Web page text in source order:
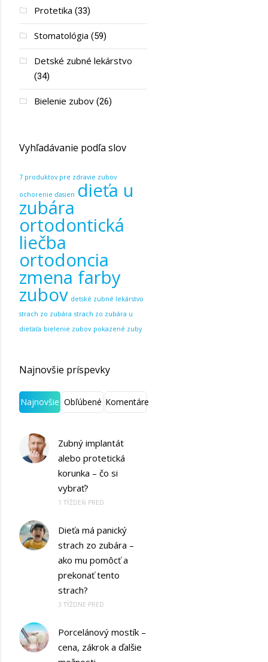
Protetika (33)
Stomatológia (59)
Detské zubné lekárstvo
(34)
Bielenie zubov(26)
Vyhľadávanie podľa slov
7 produktov pre zdravie zubov
ochorenie ďasien dieťa u
zubára
ortodontická
liečba
ortodoncia
zmena farby
zubov detské zubné lekárstvo
strach zo zubára strach zo zubára u
dieťaťa bielenie zubov pokazené zuby
Najnovšie príspevky
Najnovšie Obľúbené Komentáre
Zubný implantát
alebo protetická
korunka – čo si
vybrať?
1 TÝŽDEŇ PRED
Dieťa má panický
strach zo zubára –
ako mu pomôcť a
prekonať tento
strach?
3 TÝŽDNE PRED
Porcelánový mostík –
cena, zákrok a ďalšie